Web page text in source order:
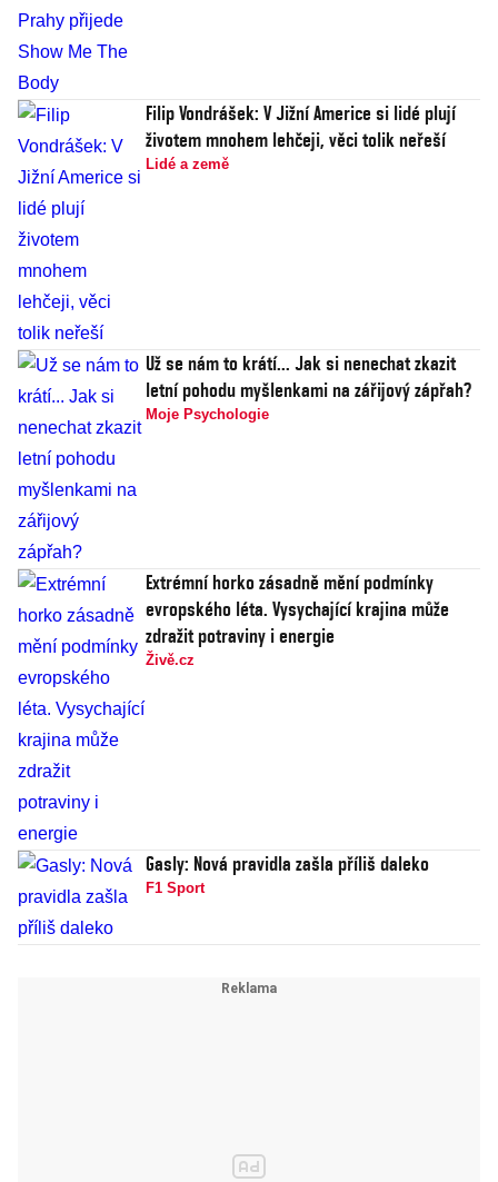
Filip Vondrášek: V Jižní Americe si lidé plují
životem mnohem lehčeji, věci tolik neřeší
Lidé a země
Už se nám to krátí... Jak si nenechat zkazit
letní pohodu myšlenkami na zářijový zápřah?
Moje Psychologie
Extrémní horko zásadně mění podmínky
evropského léta. Vysychající krajina může
zdražit potraviny i energie
Živě.cz
Gasly: Nová pravidla zašla příliš daleko
F1 Sport